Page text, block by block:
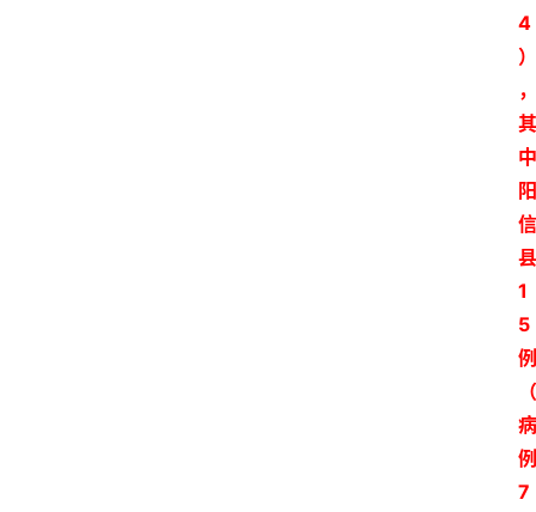
4
）
，
其
中
阳
信
县
1
5
例
（
病
例
7